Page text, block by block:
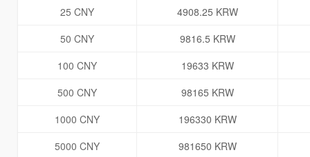
25 CNY
4908.25 KRW
50 CNY
9816.5 KRW
100 CNY
19633 KRW
500 CNY
98165 KRW
1000 CNY
196330 KRW
5000 CNY
981650 KRW